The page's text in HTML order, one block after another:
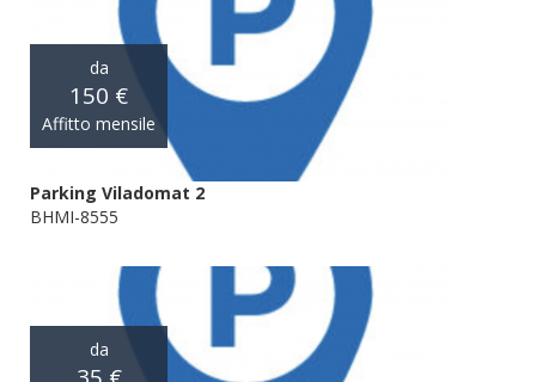
da
150 €
Affitto mensile
Parking Viladomat 2
BHMI-8555
da